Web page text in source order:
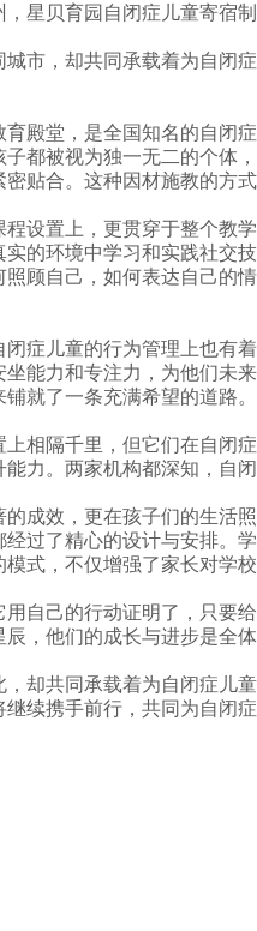
星贝育园 自闭症儿童寄宿
市，却共同承载着为自闭
殿堂，是全国知名的自闭
都被视为独一无二的个体
贴合。这种因材施教的方
设置上，更贯穿于整个教
的环境中学习和实践社交
顾自己，如何表达自己的
症儿童的行为管理上也有
能力和专注力，为他们未
就了一条充满希望的道路。
相隔千里，但它们在自闭
力。两家机构都深知，自
成效，更在孩子们的生活
过了精心的设计与安排。
式，不仅增强了家长对学
自己的行动证明了，只要
，他们的成长与进步是全
却共同承载着为自闭症儿童
续携手前行，共同为自闭